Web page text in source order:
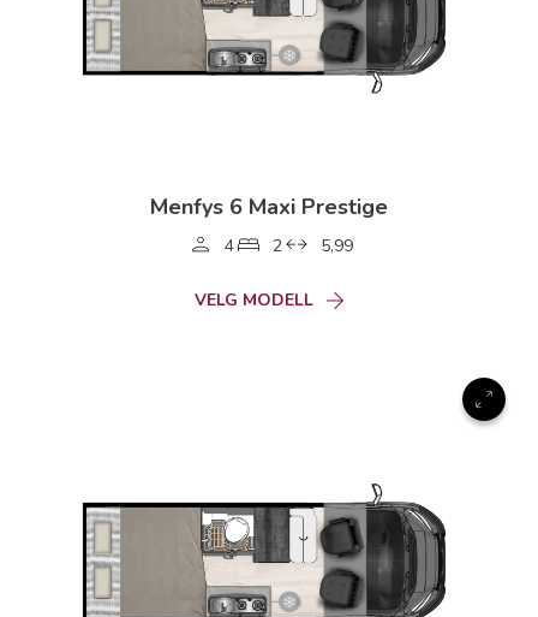
Menfys 6 Maxi Prestige
4 2 5,99
VELG MODELL